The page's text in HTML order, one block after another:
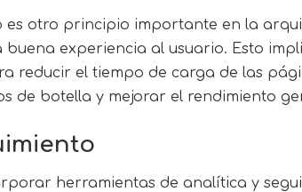
es otro principio importante en la
experiencia al usuario. Esto
reducir el tiempo de carga de las
de botella y mejorar el rendimiento
herramientas de analítica y